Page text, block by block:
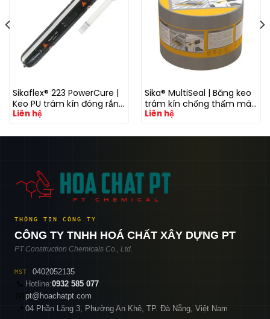
Sikaflex® 223 PowerCure |
Keo PU trám kín đóng rắn
nhanh
Liên hệ
Sika® MultiSeal | Băng keo
trám kín chống thấm mái
tôn và khe nối
Liên hệ
THÔNG TIN CÔNG TY
CÔNG TY TNHH HOÁ CHẤT XÂY DỰNG PT
PT Construction Chemicals Co., Ltd.
MST
0402052135
📞 Hotline:0932 585 077
pt@hoachatpt.com
04 Phần Lăng 3, Phường An Khê, TP. Đà Nẵng, Việt Nam